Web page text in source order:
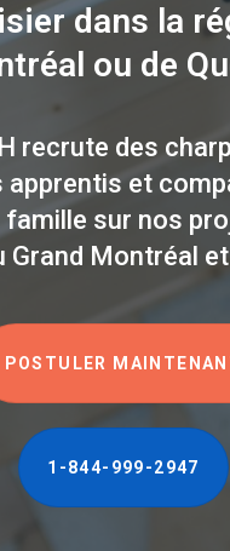
dans la
ou de
recrute des
apprentis et
famille sur nos
Grand Montréal
POSTULER
1-844-999-2947